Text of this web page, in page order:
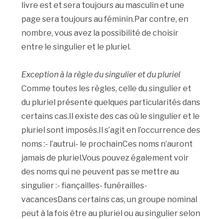
livre est et sera toujours au masculin et une
page sera toujours au féminin.Par contre, en
nombre, vous avez la possibilité de choisir
entre le singulier et le pluriel.
Exception à la règle du singulier et du pluriel
Comme toutes les règles, celle du singulier et
du pluriel présente quelques particularités dans
certains cas.Il existe des cas où le singulier et le
pluriel sont imposés.Il s’agit en l’occurrence des
noms :- l’autrui- le prochainCes noms n’auront
jamais de pluriel.Vous pouvez également voir
des noms qui ne peuvent pas se mettre au
singulier :- fiançailles- funérailles-
vacancesDans certains cas, un groupe nominal
peut à la fois être au pluriel ou au singulier selon